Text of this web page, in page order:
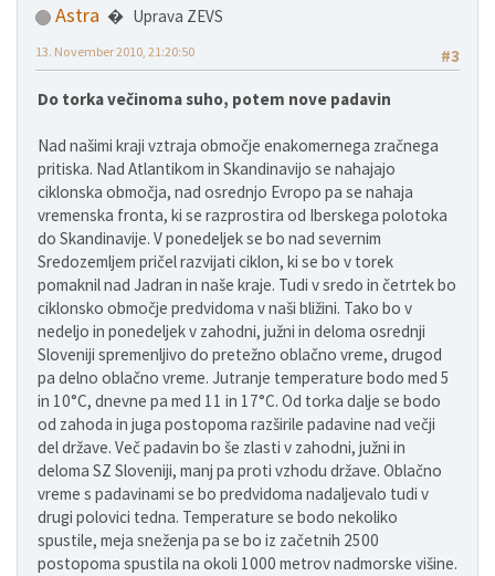
Astra
Uprava ZEVS
#3
13. November 2010, 21:20:50
Do torka večinoma suho, potem nove padavin
Nad našimi kraji vztraja območje enakomernega zračnega
pritiska. Nad Atlantikom in Skandinavijo se nahajajo
ciklonska območja, nad osrednjo Evropo pa se nahaja
vremenska fronta, ki se razprostira od Iberskega polotoka
do Skandinavije. V ponedeljek se bo nad severnim
Sredozemljem pričel razvijati ciklon, ki se bo v torek
pomaknil nad Jadran in naše kraje. Tudi v sredo in četrtek bo
ciklonsko območje predvidoma v naši bližini. Tako bo v
nedeljo in ponedeljek v zahodni, južni in deloma osrednji
Sloveniji spremenljivo do pretežno oblačno vreme, drugod
pa delno oblačno vreme. Jutranje temperature bodo med 5
in 10°C, dnevne pa med 11 in 17°C. Od torka dalje se bodo
od zahoda in juga postopoma razširile padavine nad večji
del države. Več padavin bo še zlasti v zahodni, južni in
deloma SZ Sloveniji, manj pa proti vzhodu države. Oblačno
vreme s padavinami se bo predvidoma nadaljevalo tudi v
drugi polovici tedna. Temperature se bodo nekoliko
spustile, meja sneženja pa se bo iz začetnih 2500
postopoma spustila na okoli 1000 metrov nadmorske višine.